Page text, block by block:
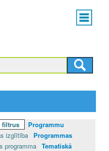
Main
menu
filtrus
Programmu
izglītība
Programmas
programma Tematiskā